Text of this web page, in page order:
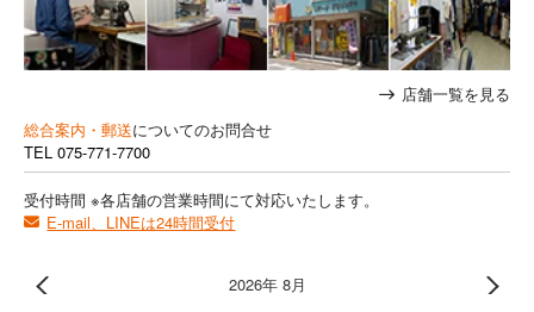
店舗一覧を見る
総合案内・郵送についてのお問合せ
TEL 075-771-7700
受付時間 ※各店舗の営業時間にて対応いたします。
E-mail、LINEは24時間受付
2026年 8月